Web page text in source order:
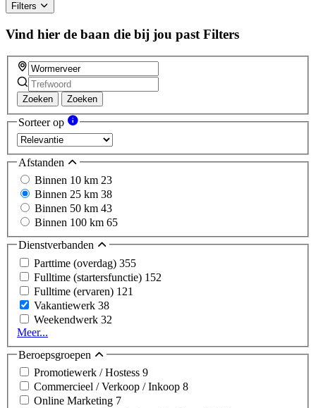
Filters
Vind hier de baan die bij jou past Filters
Zoeken Zoeken
Sorteer op
Afstanden
Binnen 10 km 23
Binnen 25 km 38
Binnen 50 km 43
Binnen 100 km 65
Dienstverbanden
Parttime (overdag) 355
Fulltime (startersfunctie) 152
Fulltime (ervaren) 121
Vakantiewerk 38
Weekendwerk 32
Meer...
Beroepsgroepen
Promotiewerk / Hostess 9
Commercieel / Verkoop / Inkoop 8
Online Marketing 7